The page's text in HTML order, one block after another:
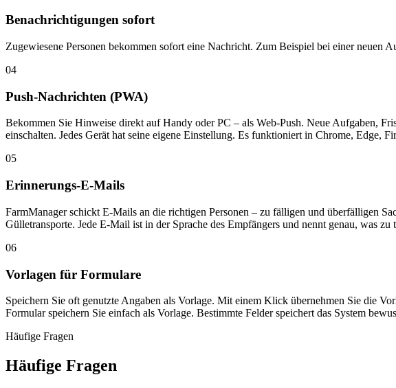
Benachrichtigungen sofort
Zugewiesene Personen bekommen sofort eine Nachricht. Zum Beispiel bei einer neuen
04
Push-Nachrichten (PWA)
Bekommen Sie Hinweise direkt auf Handy oder PC – als Web-Push. Neue Aufgaben,
einschalten. Jedes Gerät hat seine eigene Einstellung. Es funktioniert in Chrome, Edge,
05
Erinnerungs-E-Mails
FarmManager schickt E-Mails an die richtigen Personen – zu fälligen und überfälligen
Gülletransporte. Jede E-Mail ist in der Sprache des Empfängers und nennt genau, was
06
Vorlagen für Formulare
Speichern Sie oft genutzte Angaben als Vorlage. Mit einem Klick übernehmen Sie die
Formular speichern Sie einfach als Vorlage. Bestimmte Felder speichert das System
Häufige Fragen
Häufige Fragen